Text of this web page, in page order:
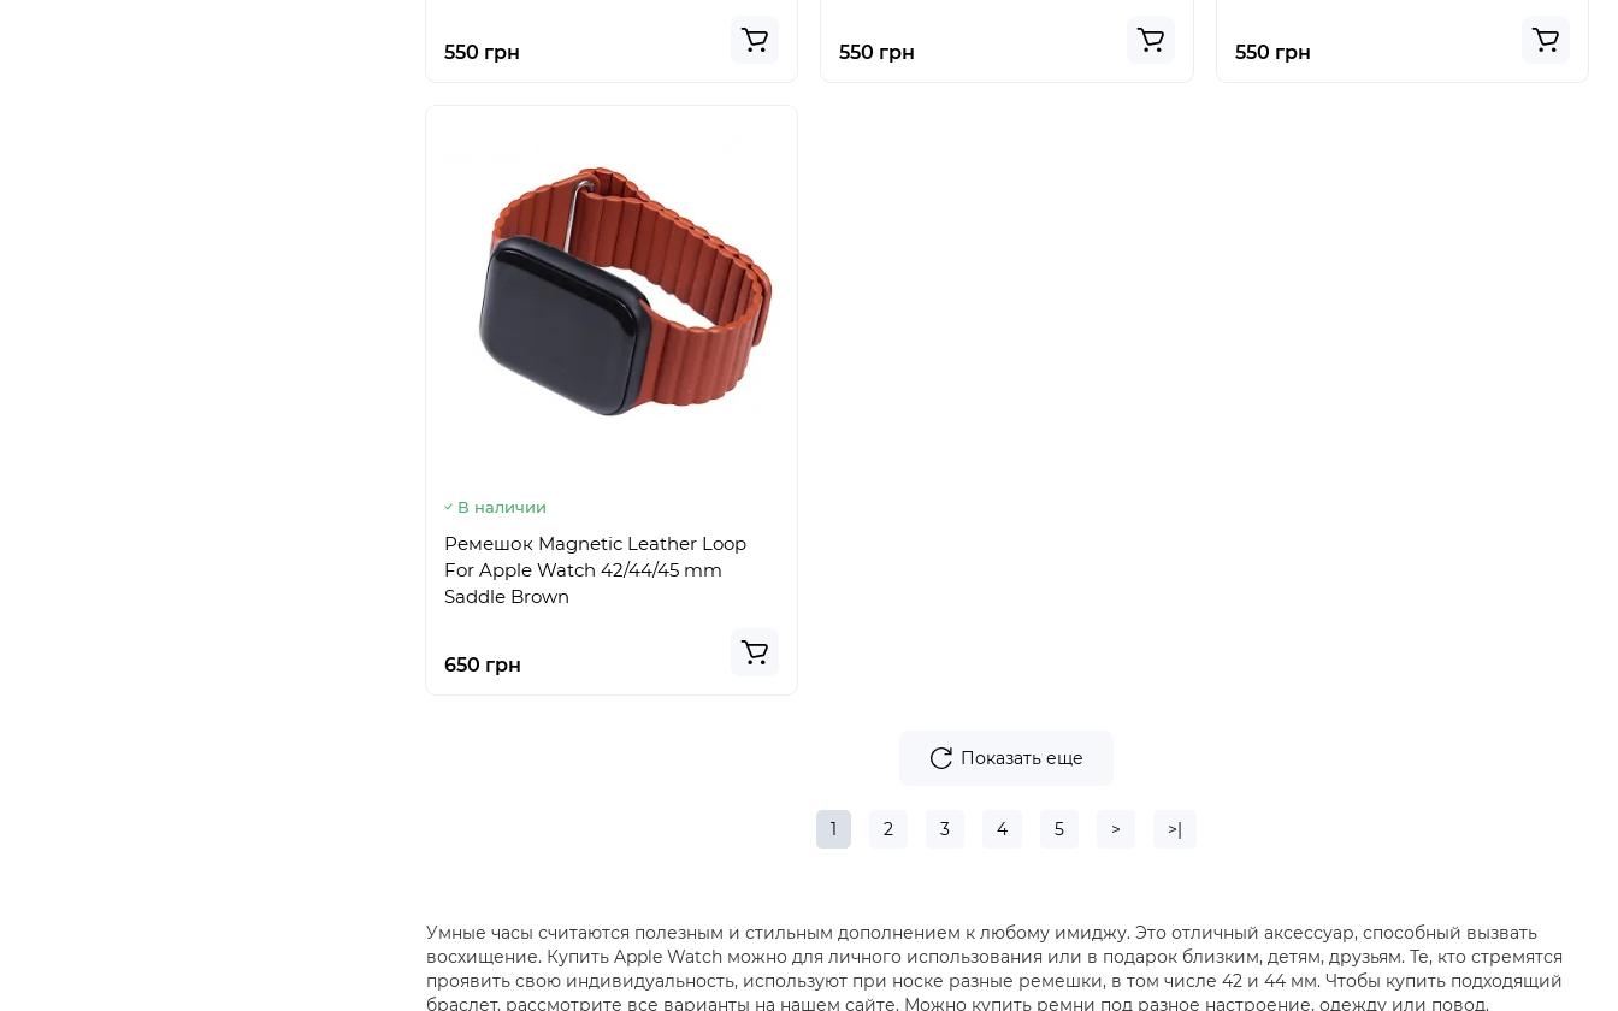
550 грн 550 грн 550 грн
В наличии
Ремешок Magnetic Leather Loop
For Apple Watch 42/44/45 mm
Saddle Brown
650 грн
Показать еще
1 2 3 4 5 > >|
Умные часы считаются полезным и стильным дополнением к любому имиджу. Это отличный аксессуар, способный вызвать
восхищение. Купить Apple Watch можно для личного использования или в подарок близким, детям, друзьям. Те, кто стремятся
проявить свою индивидуальность, используют при носке разные ремешки, в том числе 42 и 44 мм. Чтобы купить подходящий
браслет, рассмотрите все варианты на нашем сайте. Можно купить ремни под разное настроение, одежду или повод.